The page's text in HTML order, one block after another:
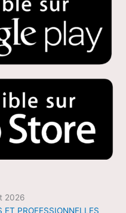
2026
ET PROFESSIONNELLES